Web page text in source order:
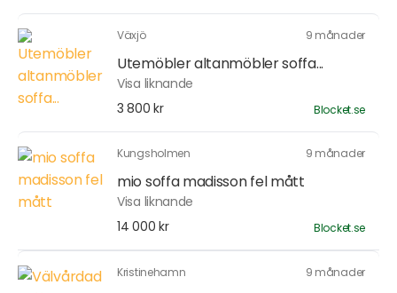
Växjö 9 månader
Utemöbler altanmöbler soffa...
Visa liknande
3 800 kr
Blocket.se
Kungsholmen 9 månader
mio soffa madisson fel mått
Visa liknande
14 000 kr
Blocket.se
Kristinehamn 9 månader